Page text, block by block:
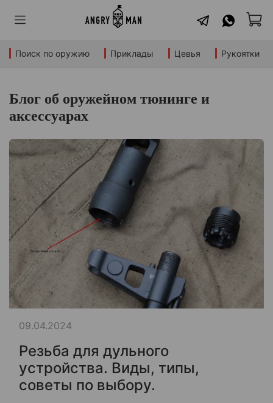
Поиск по оружию Приклады Цевья Рукоятки
Блог об оружейном тюнинге и
аксессуарах
Резьба для дульного
устройства. Виды, типы,
советы по выбору.
09.04.2024